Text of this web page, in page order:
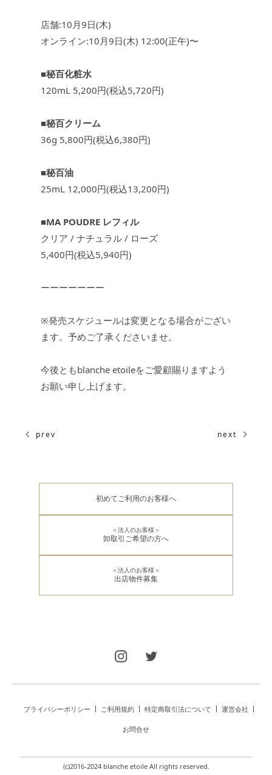
店舗:10月9日(木)
オンライン:10月9日(木) 12:00(正午)〜
■秘百化粧水
120mL 5,200円(税込5,720円)
■秘百クリーム
36g 5,800円(税込6,380円)
■秘百油
25mL 12,000円(税込13,200円)
■MA POUDRE レフィル
クリア / ナチュラル / ローズ
5,400円(税込5,940円)
ーーーーーーー
※発売スケジュールは変更となる場合がござい
ます。予めご了承くださいませ。
今後ともblanche etoileをご愛顧賜りますよう
お願い申し上げます。
prev next
初めてご利用のお客様へ
＜法人のお客様＞
卸取引ご希望の方へ
＜法人のお客様＞
出店物件募集
プライバシーポリシー ご利用規約 特定商取引法について 運営会社
お問合せ
(c)2016-2024 blanche etoile All rights reserved.